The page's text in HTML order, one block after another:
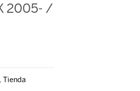
2005- /
, Tienda